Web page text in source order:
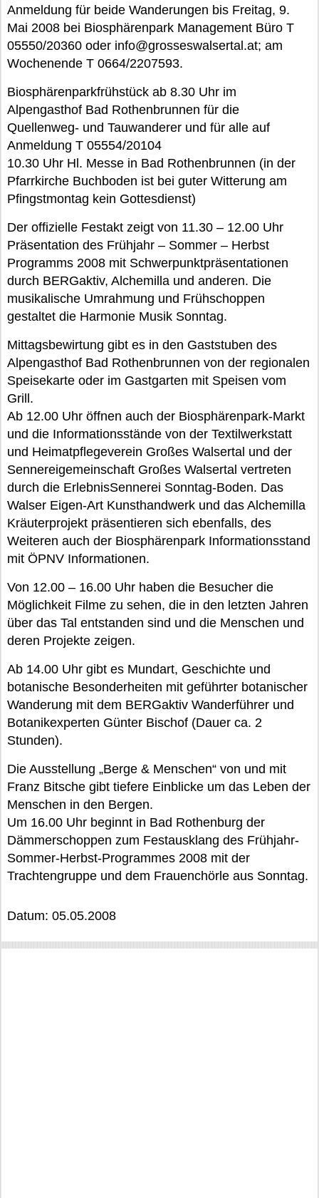
Anmeldung für beide Wanderungen bis Freitag, 9.
Mai 2008 bei Biosphärenpark Management Büro T
05550/20360 oder info@grosseswalsertal.at; am
Wochenende T 0664/2207593.
Biosphärenparkfrühstück ab 8.30 Uhr im
Alpengasthof Bad Rothenbrunnen für die
Quellenweg- und Tauwanderer und für alle auf
Anmeldung T 05554/20104
10.30 Uhr Hl. Messe in Bad Rothenbrunnen (in der
Pfarrkirche Buchboden ist bei guter Witterung am
Pfingstmontag kein Gottesdienst)
Der offizielle Festakt zeigt von 11.30 – 12.00 Uhr
Präsentation des Frühjahr – Sommer – Herbst
Programms 2008 mit Schwerpunktpräsentationen
durch BERGaktiv, Alchemilla und anderen. Die
musikalische Umrahmung und Frühschoppen
gestaltet die Harmonie Musik Sonntag.
Mittagsbewirtung gibt es in den Gaststuben des
Alpengasthof Bad Rothenbrunnen von der regionalen
Speisekarte oder im Gastgarten mit Speisen vom
Grill.
Ab 12.00 Uhr öffnen auch der Biosphärenpark-Markt
und die Informationsstände von der Textilwerkstatt
und Heimatpflegeverein Großes Walsertal und der
Sennereigemeinschaft Großes Walsertal vertreten
durch die ErlebnisSennerei Sonntag-Boden. Das
Walser Eigen-Art Kunsthandwerk und das Alchemilla
Kräuterprojekt präsentieren sich ebenfalls, des
Weiteren auch der Biosphärenpark Informationsstand
mit ÖPNV Informationen.
Von 12.00 – 16.00 Uhr haben die Besucher die
Möglichkeit Filme zu sehen, die in den letzten Jahren
über das Tal entstanden sind und die Menschen und
deren Projekte zeigen.
Ab 14.00 Uhr gibt es Mundart, Geschichte und
botanische Besonderheiten mit geführter botanischer
Wanderung mit dem BERGaktiv Wanderführer und
Botanikexperten Günter Bischof (Dauer ca. 2
Stunden).
Die Ausstellung „Berge & Menschen“ von und mit
Franz Bitsche gibt tiefere Einblicke um das Leben der
Menschen in den Bergen.
Um 16.00 Uhr beginnt in Bad Rothenburg der
Dämmerschoppen zum Festausklang des Frühjahr-
Sommer-Herbst-Programmes 2008 mit der
Trachtengruppe und dem Frauenchörle aus Sonntag.
Datum: 05.05.2008